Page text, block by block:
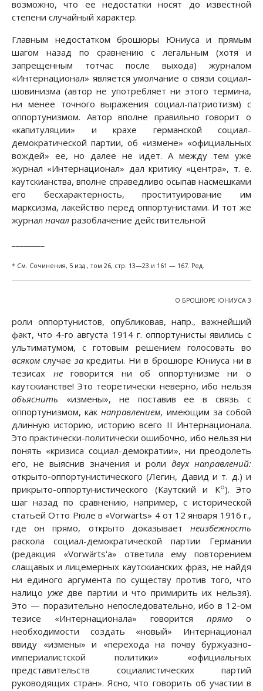
возможно, что ее недостатки носят до известной
степени случайный характер.
Главным недостатком брошюры Юниуса и прямым
шагом назад по сравнению с легальным (хотя и
запрещенным тотчас после выхода) журналом
«Интернационал» является умолчание о связи социал-
шовинизма (автор не употребляет ни этого термина,
ни менее точного выражения социал-патриотизм) с
оппортунизмом. Автор вполне правильно говорит о
«капитуляции» и крахе германской социал-
демократической партии, об «измене» «официальных
вождей» ее, но далее не идет. А между тем уже
журнал «Интернационал» дал критику «центра», т. е.
каутскианства, вполне справедливо осыпав насмешками
его бесхарактерность, проституирование им
марксизма, лакейство перед оппортунистами. И тот же
журнал начал разоблачение действительной
* См. Сочинения, 5 изд., том 26, стр. 13—23 и 161 — 167. Ред.
О БРОШЮРЕ ЮНИУСА 3
роли оппортунистов, опубликовав, напр., важнейший
факт, что 4-го августа 1914 г. оппортунисты явились с
ультиматумом, с готовым решением голосовать во
всяком случае закредиты. Ни в брошюре Юниуса ни в
тезисах неговорится ни об оппортунизме ни о
каутскианстве! Это теоретически неверно, ибо нельзя
объяснить «измены», не поставив ее в связь с
оппортунизмом, какнаправлением, имеющим за собой
длинную историю, историю всего II Интернационала.
Это практически-политически ошибочно, ибо нельзя ни
понять «кризиса социал-демократии», ни преодолеть
его, не выяснив значения и роли двух направлений:
открыто-оппортунистического (Легин, Давид и т. д.) и
прикрыто-оппортунистического (Каутский и Ко). Это
шаг назад по сравнению, например, с исторической
статьей Отто Рюле в «Vorwärts» 4 от 12 января 1916 г.,
где он прямо, открыто доказывает неизбежность
раскола социал-демократической партии Германии
(редакция «Vorwärts'a» ответила ему повторением
слащавых и лицемерных каутскианских фраз, не найдя
ни единого аргумента по существу против того, что
налицо ужедве партии и что примирить их нельзя).
Это — поразительно непоследовательно, ибо в 12-ом
тезисе «Интернационала» говорится прямо о
необходимости создать «новый» Интернационал
ввиду «измены» и «перехода на почву буржуазно-
империалистской политики» «официальных
представительств социалистических партий
руководящих стран». Ясно, что говорить об участии в